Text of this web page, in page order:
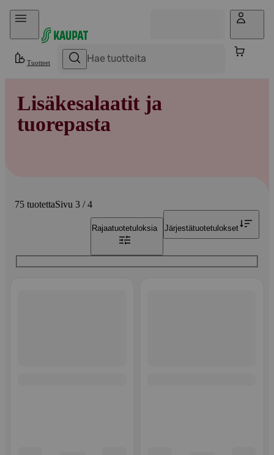
Hyppää sisältöön
Tuotteet
Lisäkesalaatit ja
tuorepasta
75 tuotettaSivu 3 / 4
Rajaatuotetuloksia Järjestätuotetulokset